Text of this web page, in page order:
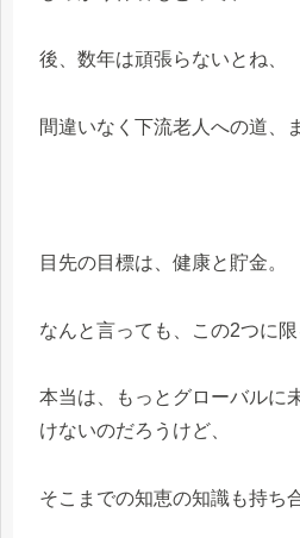
後、数年は頑張らないとね、
間違いなく下流老人への道、
目先の目標は、健康と貯金。
なんと言っても、この2つに限
本当は、もっとグローバルに
けないのだろうけど、
そこまでの知恵の知識も持ち